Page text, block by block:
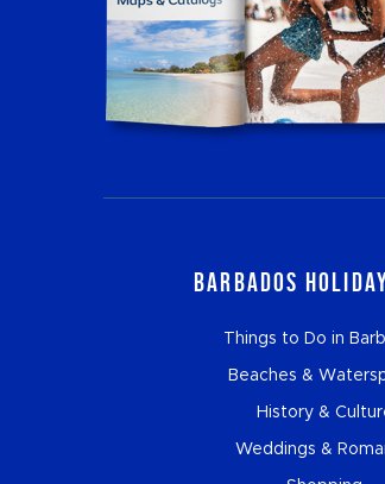
Barbados
Things to Do in
Beaches &
History &
Weddings &